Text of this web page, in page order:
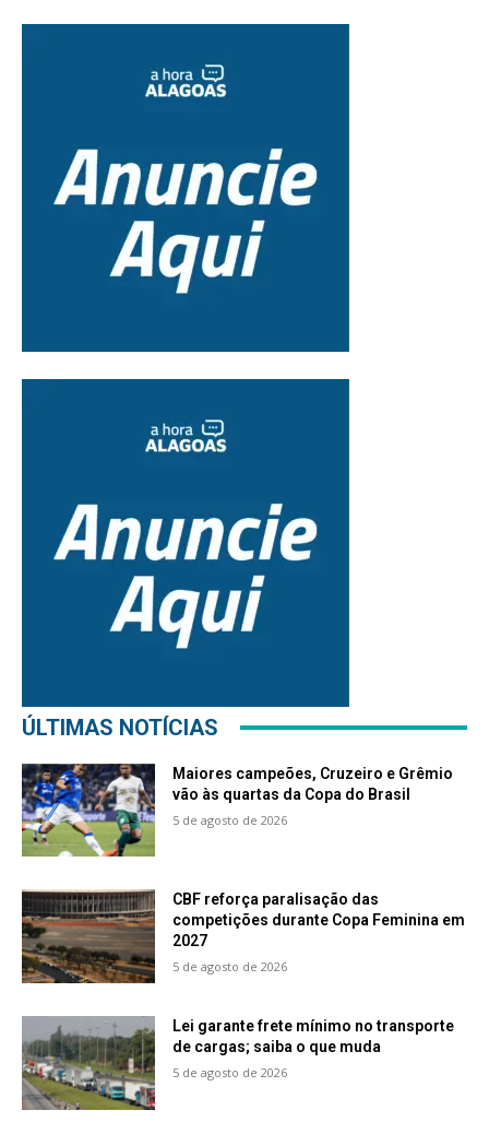
ÚLTIMAS NOTÍCIAS
Maiores campeões, Cruzeiro e Grêmio
vão às quartas da Copa do Brasil
5 de agosto de 2026
CBF reforça paralisação das
competições durante Copa Feminina em
2027
5 de agosto de 2026
Lei garante frete mínimo no transporte
de cargas; saiba o que muda
5 de agosto de 2026